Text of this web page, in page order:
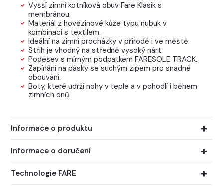
Vyšší zimní kotníková obuv Fare Klasik s
membránou.
Materiál z hovězinové kůže typu nubuk v
kombinaci s textilem.
Ideální na zimní procházky v přírodě i ve měště.
Střih je vhodný na středně vysoký nárt.
Podešev s mírným podpatkem FARESOLE TRACK.
Zapínání na pásky se suchým zipem pro snadné
obouvání.
Boty, které udrží nohy v teple a v pohodlí i během
zimních dnů.
Informace o produktu
Informace o doručení
Technologie FARE